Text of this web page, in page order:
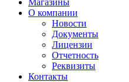
Магазины
О компании
Новости
Документы
Лицензии
Отчетность
Реквизиты
Контакты